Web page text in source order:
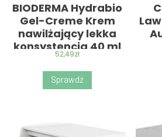
BIODERMA Hydrabio
Gel-Creme Krem
nawilżający lekka
konsystencja 40 ml
52,49zł
Sprawdź